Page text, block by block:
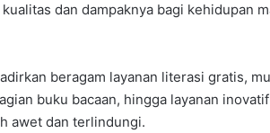
dan dampaknya bagi kehidupan
beragam layanan literasi gratis,
buku bacaan, hingga layanan
awet dan terlindungi.